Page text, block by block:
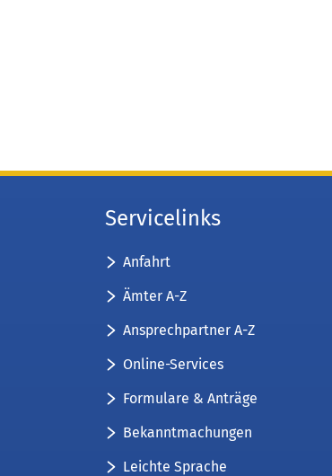
Servicelinks
Anfahrt
Ämter A-Z
Ansprechpartner A-Z
Online-Services
Formulare & Anträge
Bekanntmachungen
Leichte Sprache